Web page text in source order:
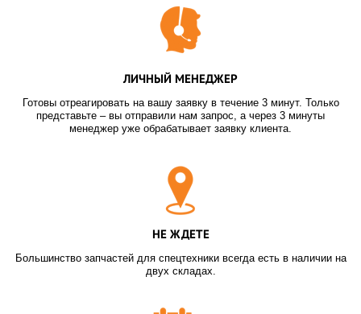
ЛИЧНЫЙ МЕНЕДЖЕР
Готовы отреагировать на вашу заявку в течение 3 минут. Только
представьте – вы отправили нам запрос, а через 3 минуты
менеджер уже обрабатывает заявку клиента.
НЕ ЖДЕТЕ
Большинство запчастей для спецтехники всегда есть в наличии на
двух складах.